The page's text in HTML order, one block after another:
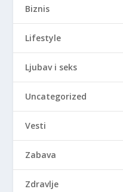
Biznis
Lifestyle
Ljubav i seks
Uncategorized
Vesti
Zabava
Zdravlje